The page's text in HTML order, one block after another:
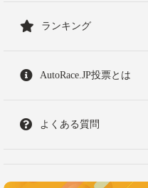
ランキング
AutoRace.JP投票とは
よくある質問